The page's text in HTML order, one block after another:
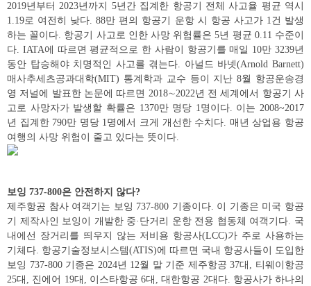
2019년부터 2023년까지 5년간 집계한 항공기 전체 사고율 평균 역시
1.19로 여전히 낮다. 88만 편의 항공기 운항 시 항공 사고가 1건 발생
하는 꼴이다. 항공기 사고로 인한 사망 위험률은 5년 평균 0.11 수준이
다. IATA에 따르면 평균적으로 한 사람이 항공기를 매일 10만 3239년
동안 탑승해야 치명적인 사고를 겪는다. 아널드 바넷(Arnold Barnett)
매사추세츠공과대학(MIT) 통계학과 교수 등이 지난 8월 항공운송경
영 저널에 발표한 논문에 따르면 2018∼2022년 전 세계에서 항공기 사
고로 사망자가 발생할 확률은 1370만 명당 1명이다. 이는 2008~2017
년 집계한 790만 명당 1명에서 크게 개선한 수치다. 매년 상업용 항공
여행의 사망 위험이 줄고 있다는 뜻이다.
보잉 737-800은 안전하지 않다?
제주항공 참사 여객기는 보잉 737-800 기종이다. 이 기종은 미국 항공
기 제작사인 보잉이 개발한 중·단거리 운항 전용 협동체 여객기다. 국
내에선 장거리를 띄우지 않는 저비용 항공사(LCC)가 주로 사용하는
기체다. 항공기술정보시스템(ATIS)에 따르면 국내 항공사들이 도입한
보잉 737-800 기종은 2024년 12월 말 기준 제주항공 37대, 티웨이항공
25대, 진에어 19대, 이스타항공 6대, 대한항공 2대다. 항공사가 하나의